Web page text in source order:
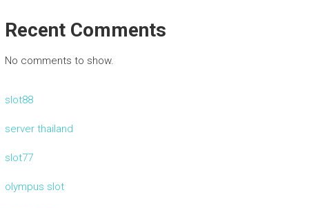
Recent Comments
No comments to show.
slot88
server thailand
slot77
olympus slot